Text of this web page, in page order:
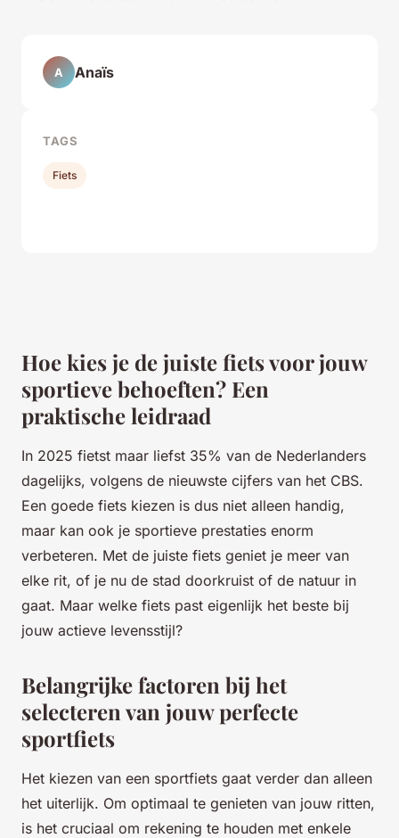
Hoe kies je de juiste fiets voor jouw
sportieve behoeften? Een
praktische leidraad
In 2025 fietst maar liefst 35% van de Nederlanders
dagelijks, volgens de nieuwste cijfers van het CBS.
Een goede fiets kiezen is dus niet alleen handig,
maar kan ook je sportieve prestaties enorm
verbeteren. Met de juiste fiets geniet je meer van
elke rit, of je nu de stad doorkruist of de natuur in
gaat. Maar welke fiets past eigenlijk het beste bij
jouw actieve levensstijl?
Belangrijke factoren bij het
selecteren van jouw perfecte
sportfiets
Het kiezen van een sportfiets gaat verder dan alleen
het uiterlijk. Om optimaal te genieten van jouw ritten,
is het cruciaal om rekening te houden met enkele
A Anaïs
TAGS
Fiets